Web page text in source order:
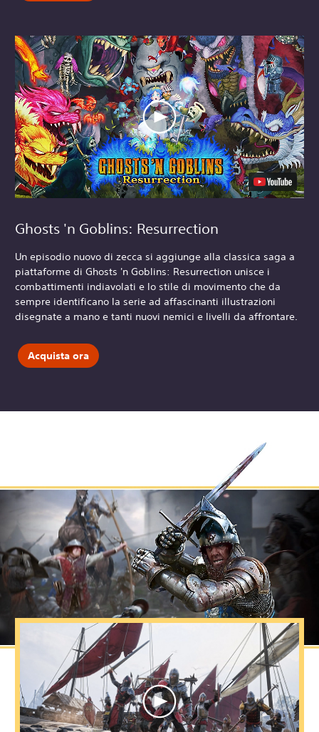
Ghosts 'n Goblins: Resurrection
Un episodio nuovo di zecca si aggiunge alla classica saga a
piattaforme di Ghosts 'n Goblins: Resurrection unisce i
combattimenti indiavolati e lo stile di movimento che da
sempre identificano la serie ad affascinanti illustrazioni
disegnate a mano e tanti nuovi nemici e livelli da affrontare.
Acquista ora